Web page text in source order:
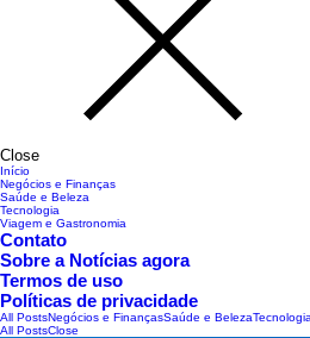
Close
Início
Negócios e Finanças
Saúde e Beleza
Tecnologia
Viagem e Gastronomia
Contato
Sobre a Notícias agora
Termos de uso
Políticas de privacidade
All PostsNegócios e FinançasSaúde e BelezaTecnologia
All PostsClose